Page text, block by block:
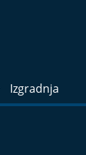
Izgradnja